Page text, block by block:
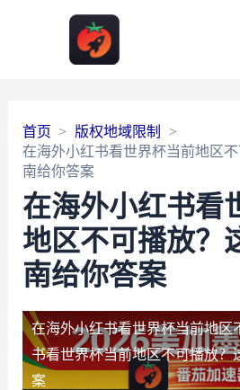
首页
版权地域限制
在海外小红书看世界杯当前地区
南给你答案
在海外小红书看
地区不可播放？
南给你答案
在海外小红书看世界杯当前地区
书看世界杯当前地区不可播放？
案